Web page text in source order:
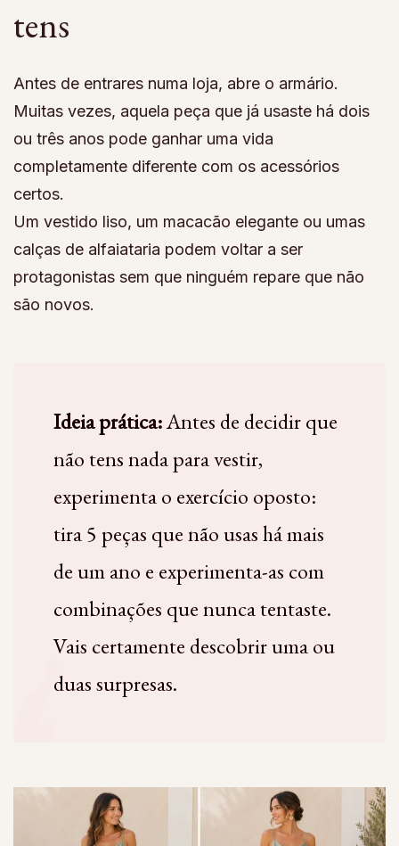
tens
Antes de entrares numa loja, abre o armário.
Muitas vezes, aquela peça que já usaste há dois
ou três anos pode ganhar uma vida
completamente diferente com os acessórios
certos.
Um vestido liso, um macacão elegante ou umas
calças de alfaiataria podem voltar a ser
protagonistas sem que ninguém repare que não
são novos.
Ideia prática:Antes de decidir que
não tens nada para vestir,
experimenta o exercício oposto:
tira 5 peças que não usas há mais
de um ano e experimenta-as com
combinações que nunca tentaste.
Vais certamente descobrir uma ou
duas surpresas.